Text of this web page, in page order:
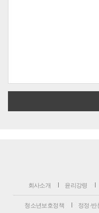
회사소개 윤리강령
청소년보호정책 정정·반